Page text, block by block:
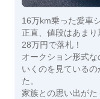
16万km乗った愛車
正直、値段はあま
28万円で落札！
オークション形式
いくのを見ている
た。
家族との思い出が